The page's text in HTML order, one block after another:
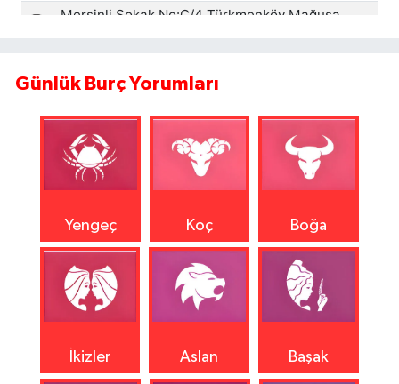
Günlük Burç Yorumları
Yengeç Koç Boğa
İkizler Aslan Başak